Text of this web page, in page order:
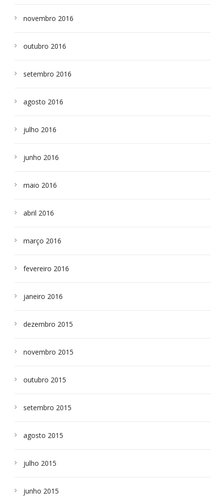
novembro 2016
outubro 2016
setembro 2016
agosto 2016
julho 2016
junho 2016
maio 2016
abril 2016
março 2016
fevereiro 2016
janeiro 2016
dezembro 2015
novembro 2015
outubro 2015
setembro 2015
agosto 2015
julho 2015
junho 2015